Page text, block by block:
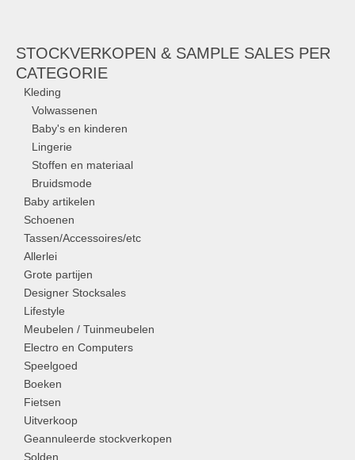
STOCKVERKOPEN & SAMPLE SALES PER
CATEGORIE
Kleding
Volwassenen
Baby's en kinderen
Lingerie
Stoffen en materiaal
Bruidsmode
Baby artikelen
Schoenen
Tassen/Accessoires/etc
Allerlei
Grote partijen
Designer Stocksales
Lifestyle
Meubelen / Tuinmeubelen
Electro en Computers
Speelgoed
Boeken
Fietsen
Uitverkoop
Geannuleerde stockverkopen
Solden